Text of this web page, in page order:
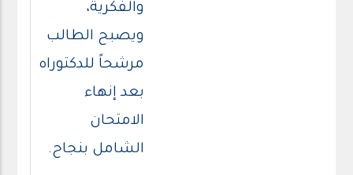
والفكرية،
ويصبح الطالب
مرشحاً للدكتوراه
بعد إنهاء
الامتحان
الشامل بنجاح.